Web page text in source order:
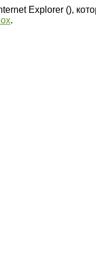
Explorer (),
.